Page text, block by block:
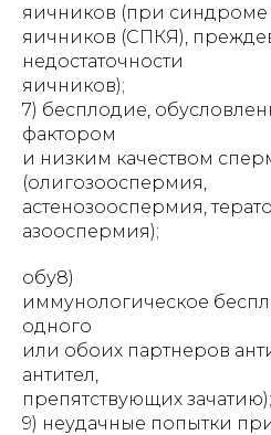
яичников (при синдроме
яичников (СПКЯ),
недостаточности
яичников);
7) бесплодие,
фактором
и низким качеством
(олигозооспермия,
астенозооспермия,
азооспермия);
обу8)
иммунологическое
одного
или обоих партнеров
антител,
препятствующих зачатию);
9) неудачные попытки